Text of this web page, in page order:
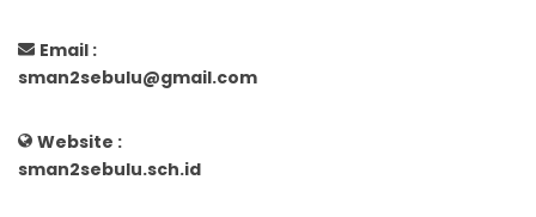
Email :
sman2sebulu@gmail.com
Website :
sman2sebulu.sch.id